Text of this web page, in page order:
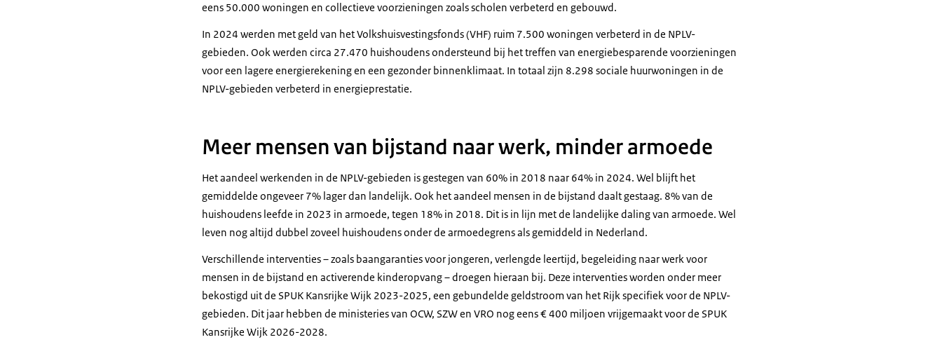
eens 50.000 woningen en collectieve voorzieningen zoals scholen verbeterd en gebouwd.
In 2024 werden met geld van het Volkshuisvestingsfonds (VHF) ruim 7.500 woningen verbeterd in de NPLV-
gebieden. Ook werden circa 27.470 huishoudens ondersteund bij het treffen van energiebesparende voorzieningen
voor een lagere energierekening en een gezonder binnenklimaat. In totaal zijn 8.298 sociale huurwoningen in de
NPLV-gebieden verbeterd in energieprestatie.
Meer mensen van bijstand naar werk, minder armoede
Het aandeel werkenden in de NPLV-gebieden is gestegen van 60% in 2018 naar 64% in 2024. Wel blijft het
gemiddelde ongeveer 7% lager dan landelijk. Ook het aandeel mensen in de bijstand daalt gestaag. 8% van de
huishoudens leefde in 2023 in armoede, tegen 18% in 2018. Dit is in lijn met de landelijke daling van armoede. Wel
leven nog altijd dubbel zoveel huishoudens onder de armoedegrens als gemiddeld in Nederland.
Verschillende interventies – zoals baangaranties voor jongeren, verlengde leertijd, begeleiding naar werk voor
mensen in de bijstand en activerende kinderopvang – droegen hieraan bij. Deze interventies worden onder meer
bekostigd uit de SPUK Kansrijke Wijk 2023-2025, een gebundelde geldstroom van het Rijk specifiek voor de NPLV-
gebieden. Dit jaar hebben de ministeries van OCW, SZW en VRO nog eens € 400 miljoen vrijgemaakt voor de SPUK
Kansrijke Wijk 2026-2028.